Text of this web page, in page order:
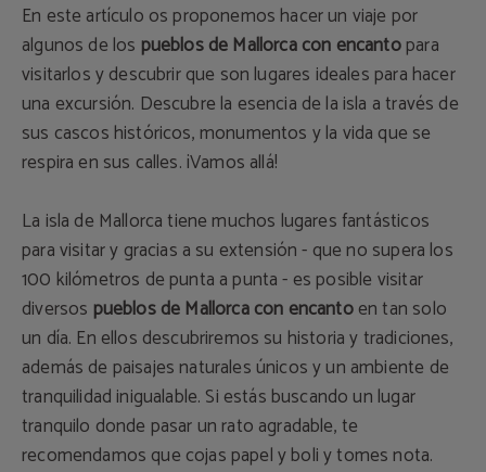
En este artículo os proponemos hacer un viaje por
algunos de los pueblos de Mallorca con encantopara
visitarlos y descubrir que son lugares ideales para hacer
una excursión. Descubre la esencia de la isla a través de
sus cascos históricos, monumentos y la vida que se
respira en sus calles. ¡Vamos allá!
La isla de Mallorca tiene muchos lugares fantásticos
para visitar y gracias a su extensión - que no supera los
100 kilómetros de punta a punta - es posible visitar
diversos pueblos de Mallorca con encantoen tan solo
un día. En ellos descubriremos su historia y tradiciones,
además de paisajes naturales únicos y un ambiente de
tranquilidad inigualable. Si estás buscando un lugar
tranquilo donde pasar un rato agradable, te
recomendamos que cojas papel y boli y tomes nota.